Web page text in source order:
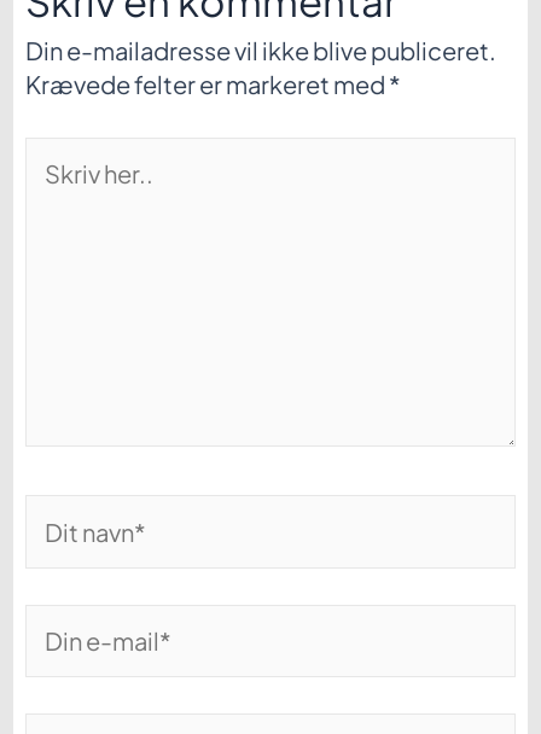
Din e-mailadresse vil ikke blive publiceret.
Krævede felter er markeret med *
her..
navn*
e-
mail*